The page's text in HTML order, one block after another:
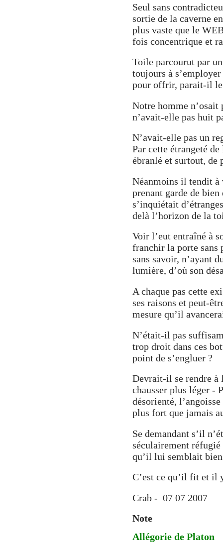
Seul sans
sortie de la caverne
plus vaste que le
fois concentrique et
Toile parcourut par
toujours à
pour offrir, parait-il
Notre homme n’osait
n’avait-elle pas huit
N’avait-elle pas un
Par cette étrangeté
ébranlé et surtout, de
Néanmoins il tendit à
prenant garde de
s’inquiétait
delà l’horizon de la
Voir l’eut entraîné à
franchir la porte sans
sans savoir, n’ayant
lumière, d’où son
A chaque pas cette
ses raisons et peut-
mesure qu’il
N’était-il pas
trop droit dans ces
point de s’engluer ?
Devrait-il se rendre à
chausser plus léger -
désorienté,
plus fort que jamais
Se demandant s’il
séculairement
qu’il lui semblait
C’est ce qu’il fit et il
Crab - 07 07 2007
Note
Allégorie de Platon